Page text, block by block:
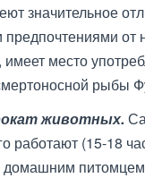
значительное
от
место
рыбы
животных.
работают (15-18
домашним питомцем